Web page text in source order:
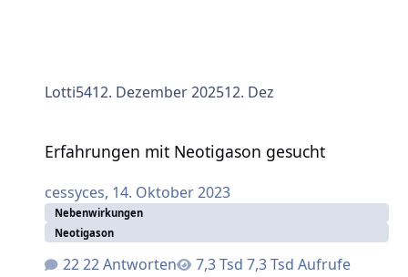
Lotti5412. Dezember 202512. Dez
Erfahrungen mit Neotigason gesucht
cessyces, 14. Oktober 2023
Nebenwirkungen
Neotigason
22 Antworten 7,3 Tsd Aufrufe